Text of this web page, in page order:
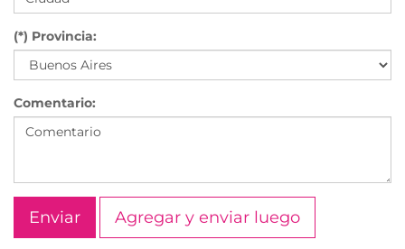
(*) Provincia:
Comentario:
Agregar y enviar luego